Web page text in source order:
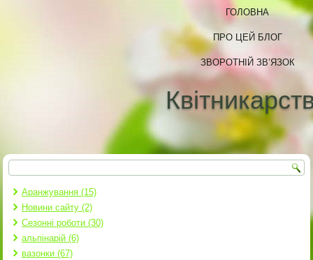
ГОЛОВНА
ПРО ЦЕЙ БЛОГ
ЗВОРОТНІЙ ЗВ’ЯЗОК
Пошукова форма
Пошук
Аранжування (15)
Новини сайту (2)
Сезонні роботи (30)
альпінарій (6)
вазонки (67)